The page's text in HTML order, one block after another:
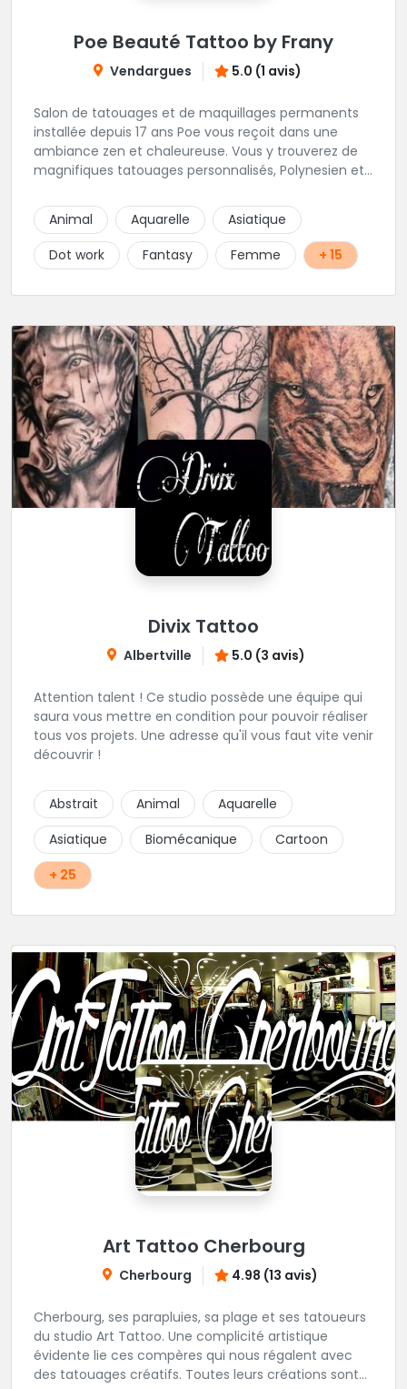
Poe Beauté Tattoo by Frany
Vendargues 5.0 (1 avis)
Salon de tatouages et de maquillages permanents
installée depuis 17 ans Poe vous reçoit dans une
ambiance zen et chaleureuse. Vous y trouverez de
magnifiques tatouages personnalisés, Polynesien et
permanents/artistiques ainsi que des prestations de
Piercings.
Animal Aquarelle
Asiatique
Dot work
Fantasy Femme + 15
Divix Tattoo
Albertville 5.0 (3 avis)
Attention talent ! Ce studio possède une équipe qui
saura vous mettre en condition pour pouvoir réaliser
tous vos projets. Une adresse qu'il vous faut vite venir
découvrir !
Abstrait Animal
Aquarelle
Asiatique
Biomécanique
Cartoon
+ 25
Art Tattoo Cherbourg
Cherbourg 4.98 (13 avis)
Cherbourg, ses parapluies, sa plage et ses tatoueurs
du studio Art Tattoo. Une complicité artistique
évidente lie ces compères qui nous régalent avec
des tatouages créatifs. Toutes leurs créations sont